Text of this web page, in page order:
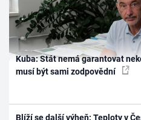
Kuba: Stát nemá garantovat
musí být sami zodpovědní
Blíží se další výheň: Teploty v